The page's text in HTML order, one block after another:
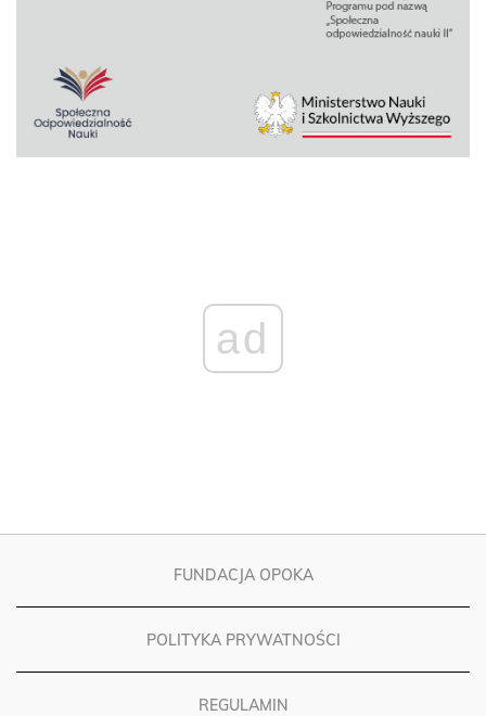
ad
FUNDACJA OPOKA
POLITYKA PRYWATNOŚCI
REGULAMIN